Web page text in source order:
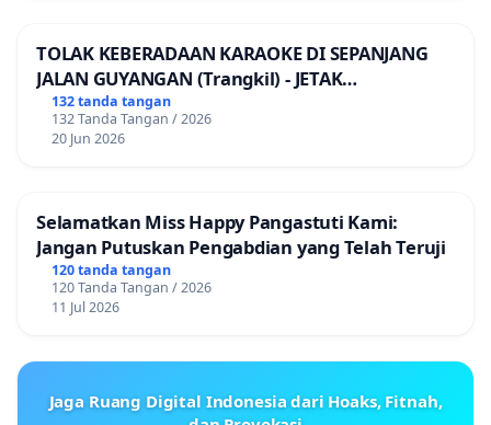
TOLAK KEBERADAAN KARAOKE DI SEPANJANG
JALAN GUYANGAN (Trangkil) - JETAK
(Wedarijaksa) Kab. PATI
132 tanda tangan
132 Tanda Tangan / 2026
20 Jun 2026
Selamatkan Miss Happy Pangastuti Kami:
Jangan Putuskan Pengabdian yang Telah Teruji
120 tanda tangan
120 Tanda Tangan / 2026
11 Jul 2026
Jaga Ruang Digital Indonesia dari Hoaks, Fitnah,